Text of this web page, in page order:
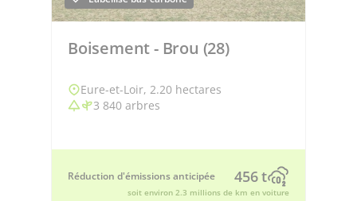
Boisement - Brou (28)
Eure-et-Loir, 2.20 hectares
3 840 arbres
Réduction d'émissions anticipée 456 t
soit environ 2.3 millions de km en voiture